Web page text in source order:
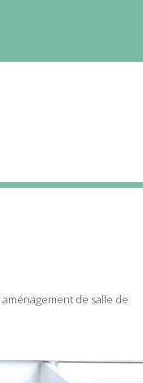
aménagement de salle de